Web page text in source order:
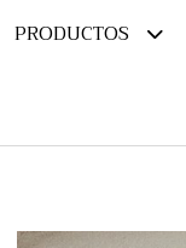
PRODUCTOS